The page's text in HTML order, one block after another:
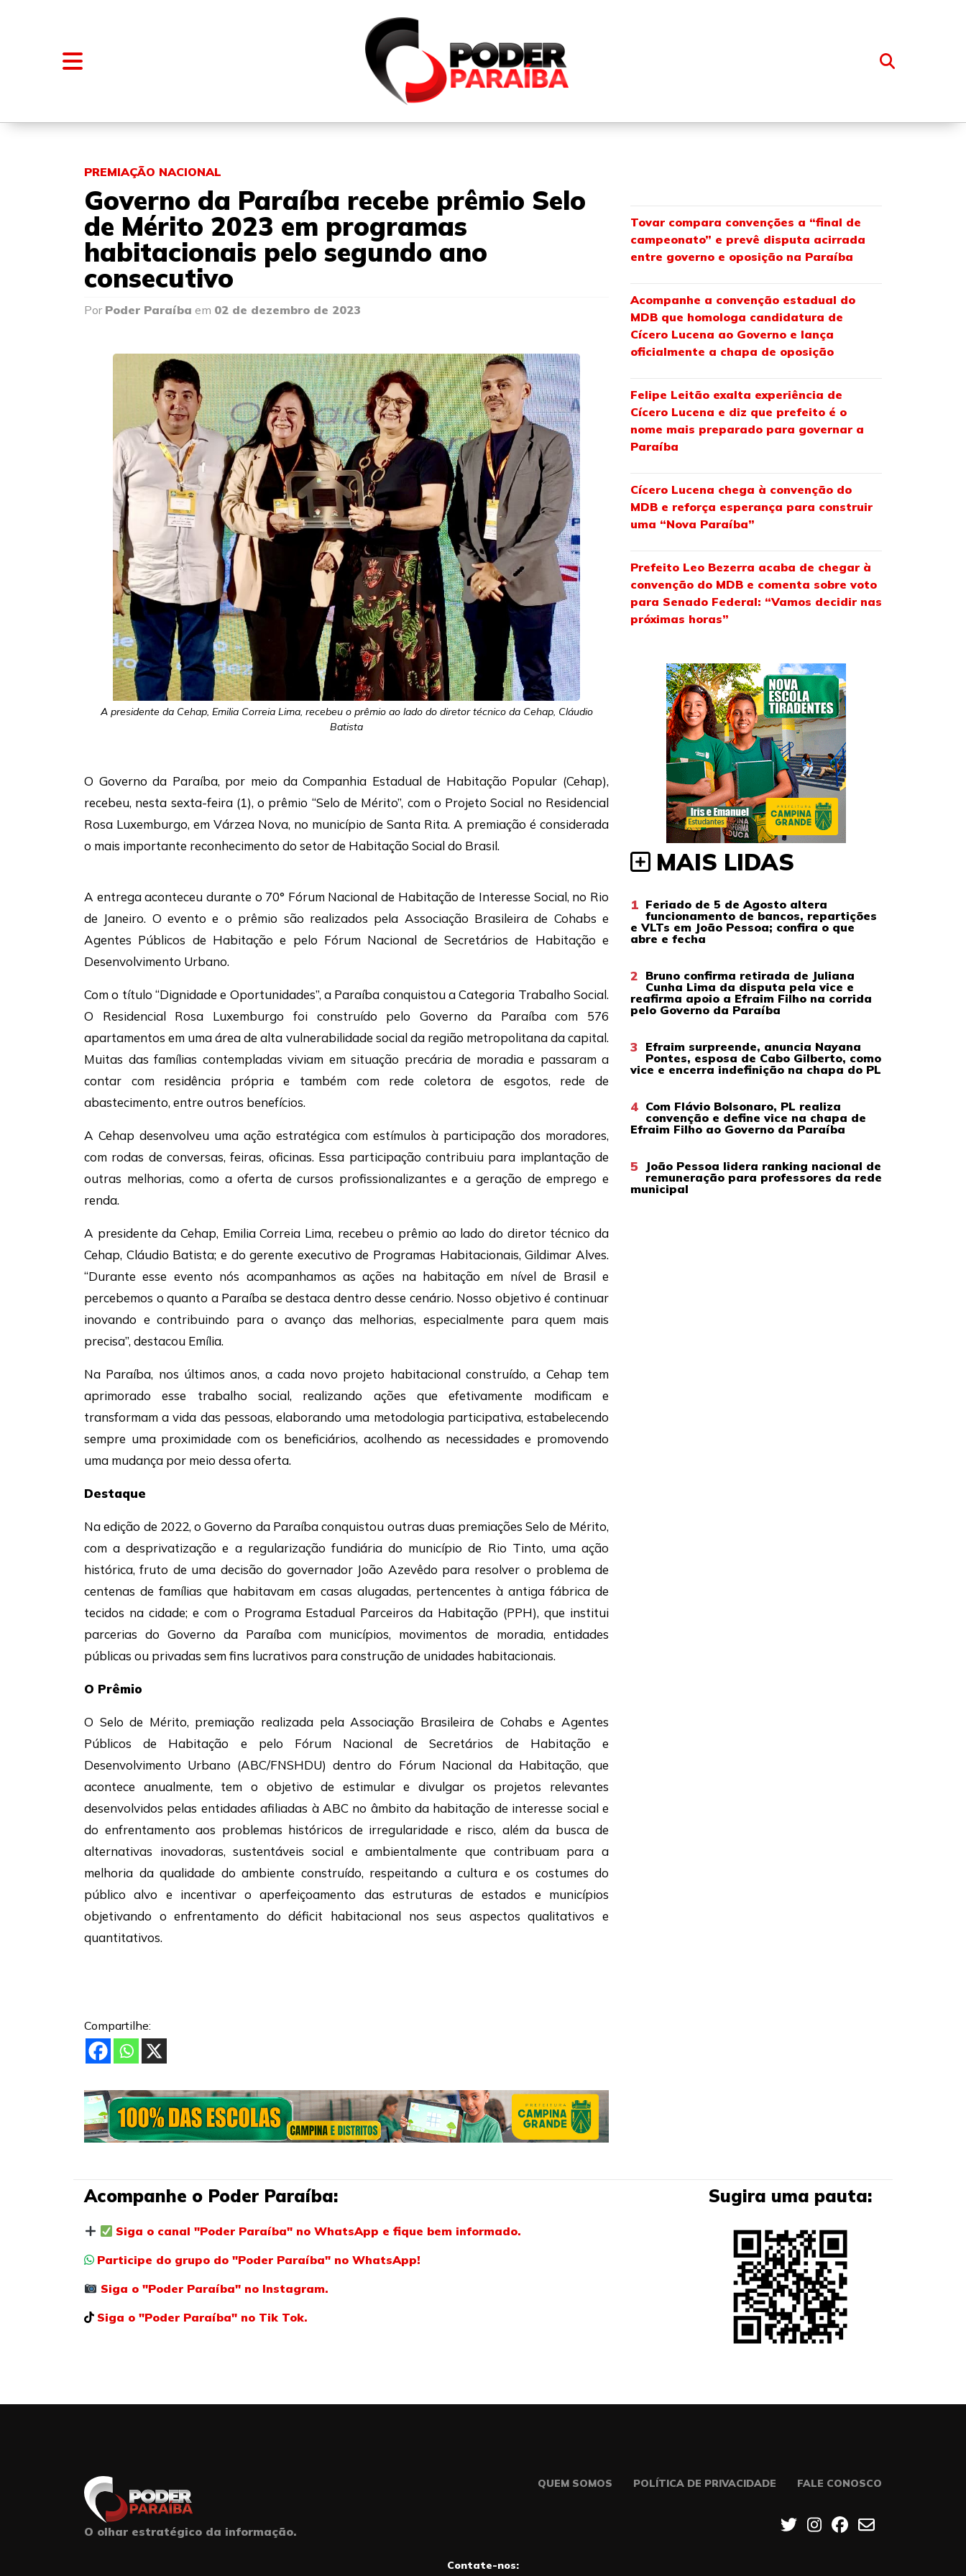
FALE CONOSCO
PREMIAÇÃO NACIONAL
Governo da Paraíba recebe prêmio Selo
de Mérito 2023 em programas
habitacionais pelo segundo ano
consecutivo
Por Poder Paraíba em 02 de dezembro de 2023
A presidente da Cehap, Emilia Correia Lima, recebeu o prêmio ao lado do diretor técnico da Cehap, Cláudio
Batista
O Governo da Paraíba, por meio da Companhia Estadual de Habitação Popular (Cehap),
recebeu, nesta sexta-feira (1), o prêmio “Selo de Mérito”, com o Projeto Social no Residencial
Rosa Luxemburgo, em Várzea Nova, no município de Santa Rita. A premiação é considerada
o mais importante reconhecimento do setor de Habitação Social do Brasil.
A entrega aconteceu durante o 70° Fórum Nacional de Habitação de Interesse Social, no Rio
de Janeiro. O evento e o prêmio são realizados pela Associação Brasileira de Cohabs e
Agentes Públicos de Habitação e pelo Fórum Nacional de Secretários de Habitação e
Desenvolvimento Urbano.
Com o título “Dignidade e Oportunidades”, a Paraíba conquistou a Categoria Trabalho Social.
O Residencial Rosa Luxemburgo foi construído pelo Governo da Paraíba com 576
apartamentos em uma área de alta vulnerabilidade social da região metropolitana da capital.
Muitas das famílias contempladas viviam em situação precária de moradia e passaram a
contar com residência própria e também com rede coletora de esgotos, rede de
abastecimento, entre outros benefícios.
A Cehap desenvolveu uma ação estratégica com estímulos à participação dos moradores,
com rodas de conversas, feiras, oficinas. Essa participação contribuiu para implantação de
outras melhorias, como a oferta de cursos profissionalizantes e a geração de emprego e
renda.
A presidente da Cehap, Emilia Correia Lima, recebeu o prêmio ao lado do diretor técnico da
Cehap, Cláudio Batista; e do gerente executivo de Programas Habitacionais, Gildimar Alves.
“Durante esse evento nós acompanhamos as ações na habitação em nível de Brasil e
percebemos o quanto a Paraíba se destaca dentro desse cenário. Nosso objetivo é continuar
inovando e contribuindo para o avanço das melhorias, especialmente para quem mais
precisa”, destacou Emília.
Na Paraíba, nos últimos anos, a cada novo projeto habitacional construído, a Cehap tem
aprimorado esse trabalho social, realizando ações que efetivamente modificam e
transformam a vida das pessoas, elaborando uma metodologia participativa, estabelecendo
sempre uma proximidade com os beneficiários, acolhendo as necessidades e promovendo
uma mudança por meio dessa oferta.
Destaque
Na edição de 2022, o Governo da Paraíba conquistou outras duas premiações Selo de Mérito,
com a desprivatização e a regularização fundiária do município de Rio Tinto, uma ação
histórica, fruto de uma decisão do governador João Azevêdo para resolver o problema de
centenas de famílias que habitavam em casas alugadas, pertencentes à antiga fábrica de
tecidos na cidade; e com o Programa Estadual Parceiros da Habitação (PPH), que institui
parcerias do Governo da Paraíba com municípios, movimentos de moradia, entidades
públicas ou privadas sem fins lucrativos para construção de unidades habitacionais.
O Prêmio
O Selo de Mérito, premiação realizada pela Associação Brasileira de Cohabs e Agentes
Públicos de Habitação e pelo Fórum Nacional de Secretários de Habitação e
Desenvolvimento Urbano (ABC/FNSHDU) dentro do Fórum Nacional da Habitação, que
acontece anualmente, tem o objetivo de estimular e divulgar os projetos relevantes
desenvolvidos pelas entidades afiliadas à ABC no âmbito da habitação de interesse social e
do enfrentamento aos problemas históricos de irregularidade e risco, além da busca de
alternativas inovadoras, sustentáveis social e ambientalmente que contribuam para a
melhoria da qualidade do ambiente construído, respeitando a cultura e os costumes do
público alvo e incentivar o aperfeiçoamento das estruturas de estados e municípios
objetivando o enfrentamento do déficit habitacional nos seus aspectos qualitativos e
quantitativos.
Compartilhe:
Tovar compara convenções a “final de
campeonato” e prevê disputa acirrada
entre governo e oposição na Paraíba
Acompanhe a convenção estadual do
MDB que homologa candidatura de
Cícero Lucena ao Governo e lança
oficialmente a chapa de oposição
Felipe Leitão exalta experiência de
Cícero Lucena e diz que prefeito é o
nome mais preparado para governar a
Paraíba
Cícero Lucena chega à convenção do
MDB e reforça esperança para construir
uma “Nova Paraíba”
Prefeito Leo Bezerra acaba de chegar à
convenção do MDB e comenta sobre voto
para Senado Federal: “Vamos decidir nas
próximas horas”
MAIS LIDAS
1 Feriado de 5 de Agosto altera
funcionamento de bancos, repartições
e VLTs em João Pessoa; confira o que
abre e fecha
2 Bruno confirma retirada de Juliana
Cunha Lima da disputa pela vice e
reafirma apoio a Efraim Filho na corrida
pelo Governo da Paraíba
3 Efraim surpreende, anuncia Nayana
Pontes, esposa de Cabo Gilberto, como
vice e encerra indefinição na chapa do PL
4 Com Flávio Bolsonaro, PL realiza
convenção e define vice na chapa de
Efraim Filho ao Governo da Paraíba
5
João Pessoa lidera ranking nacional de
remuneração para professores da rede
municipal
Acompanhe o Poder Paraíba:
Siga o canal "Poder Paraíba" no WhatsApp e fique bem informado.
Participe do grupo do "Poder Paraíba" no WhatsApp!
Siga o "Poder Paraíba" no Instagram.
Siga o "Poder Paraíba" no Tik Tok.
Sugira uma pauta:
O olhar estratégico da informação.
QUEM SOMOS POLÍTICA DE PRIVACIDADE FALE CONOSCO
Contate-nos: